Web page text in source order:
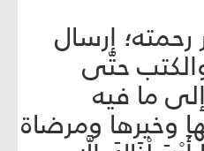
إرسال
حتّى
ما فيه
وخيرها ومرضاة